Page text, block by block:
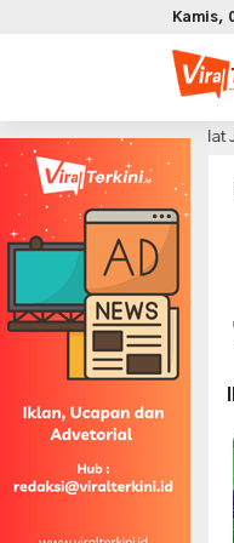
Kamis,
Jadwal Padat Jadi Sorotan,